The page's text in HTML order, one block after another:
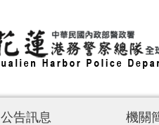
公告訊息 機關